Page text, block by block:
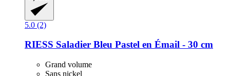
5.0 (2)
RIESS Saladier Bleu Pastel en Émail -​ 30 cm
Grand volume
Sans nickel